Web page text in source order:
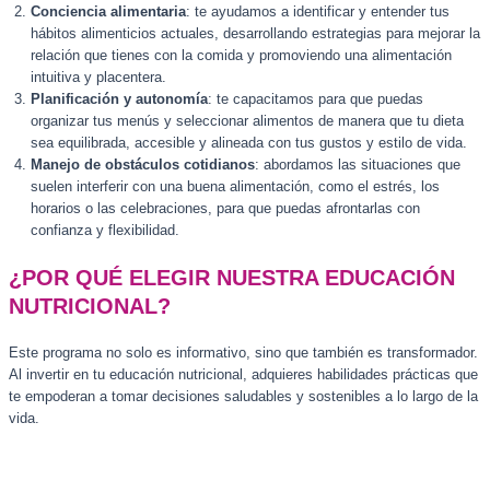
Conciencia alimentaria: te ayudamos a identificar y entender tus
hábitos alimenticios actuales, desarrollando estrategias para mejorar la
relación que tienes con la comida y promoviendo una alimentación
intuitiva y placentera.
Planificación y autonomía: te capacitamos para que puedas
organizar tus menús y seleccionar alimentos de manera que tu dieta
sea equilibrada, accesible y alineada con tus gustos y estilo de vida.
Manejo de obstáculos cotidianos: abordamos las situaciones que
suelen interferir con una buena alimentación, como el estrés, los
horarios o las celebraciones, para que puedas afrontarlas con
confianza y flexibilidad.
¿POR QUÉ ELEGIR NUESTRA EDUCACIÓN
NUTRICIONAL?
Este programa no solo es informativo, sino que también es transformador.
Al invertir en tu educación nutricional, adquieres habilidades prácticas que
te empoderan a tomar decisiones saludables y sostenibles a lo largo de la
vida.